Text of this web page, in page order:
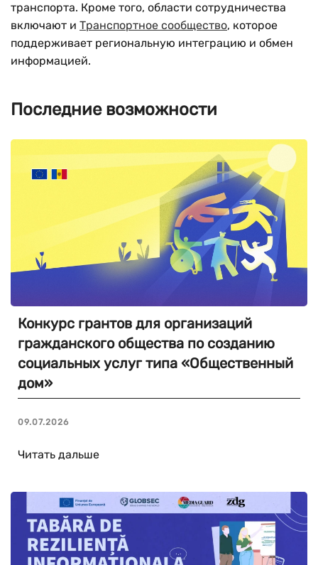
транспорта. Кроме того, области сотрудничества
включают и Транспортное сообщество, которое
поддерживает региональную интеграцию и обмен
информацией.
Последние возможности
Конкурс грантов для организаций
гражданского общества по созданию
социальных услуг типа «Общественный
дом»
09.07.2026
Читать дальше